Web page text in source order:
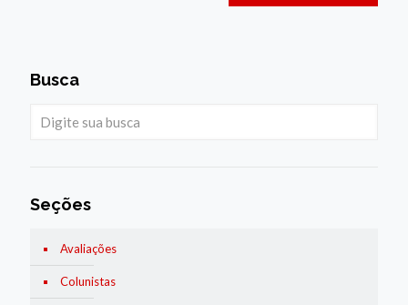
Busca
Seções
Avaliações
Colunistas